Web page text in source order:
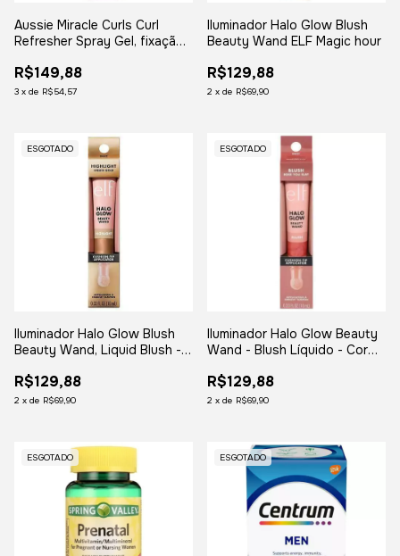
Aussie Miracle Curls Curl
Refresher Spray Gel, fixação
de cabelo
R$149,88
3 x de R$54,57
Iluminador Halo Glow Blush
Beauty Wand ELF Magic hour
R$129,88
2 x de R$69,90
ESGOTADO
Iluminador Halo Glow Blush
Beauty Wand, Liquid Blush -
R$129,88
2 x de R$69,90
ESGOTADO
Iluminador Halo Glow Beauty
Wand - Blush Líquido - Cor
R$129,88
2 x de R$69,90
ESGOTADO ESGOTADO